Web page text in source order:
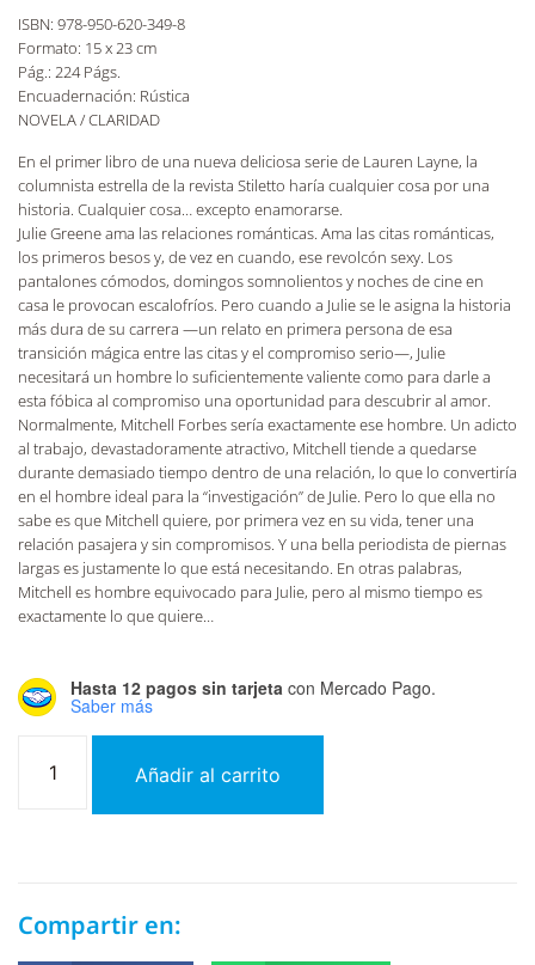
ISBN: 978-950-620-349-8
Formato: 15 x 23 cm
Pág.: 224 Págs.
Encuadernación: Rústica
NOVELA / CLARIDAD
En el primer libro de una nueva deliciosa serie de Lauren Layne, la
columnista estrella de la revista Stiletto haría cualquier cosa por una
historia. Cualquier cosa… excepto enamorarse.
Julie Greene ama las relaciones románticas. Ama las citas románticas,
los primeros besos y, de vez en cuando, ese revolcón sexy. Los
pantalones cómodos, domingos somnolientos y noches de cine en
casa le provocan escalofríos. Pero cuando a Julie se le asigna la historia
más dura de su carrera —un relato en primera persona de esa
transición mágica entre las citas y el compromiso serio—, Julie
necesitará un hombre lo suficientemente valiente como para darle a
esta fóbica al compromiso una oportunidad para descubrir al amor.
Normalmente, Mitchell Forbes sería exactamente ese hombre. Un adicto
al trabajo, devastadoramente atractivo, Mitchell tiende a quedarse
durante demasiado tiempo dentro de una relación, lo que lo convertiría
en el hombre ideal para la “investigación” de Julie. Pero lo que ella no
sabe es que Mitchell quiere, por primera vez en su vida, tener una
relación pasajera y sin compromisos. Y una bella periodista de piernas
largas es justamente lo que está necesitando. En otras palabras,
Mitchell es hombre equivocado para Julie, pero al mismo tiempo es
exactamente lo que quiere…
Hasta 12 pagos sin tarjeta con Mercado Pago.
Saber más
Añadir al carrito
Compartir en: